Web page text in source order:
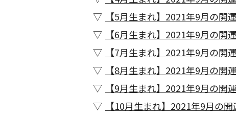
【5月生まれ】2021年9月の開
【6月生まれ】2021年9月の開
【7月生まれ】2021年9月の開
【8月生まれ】2021年9月の開
【9月生まれ】2021年9月の開
【10月生まれ】2021年9月の